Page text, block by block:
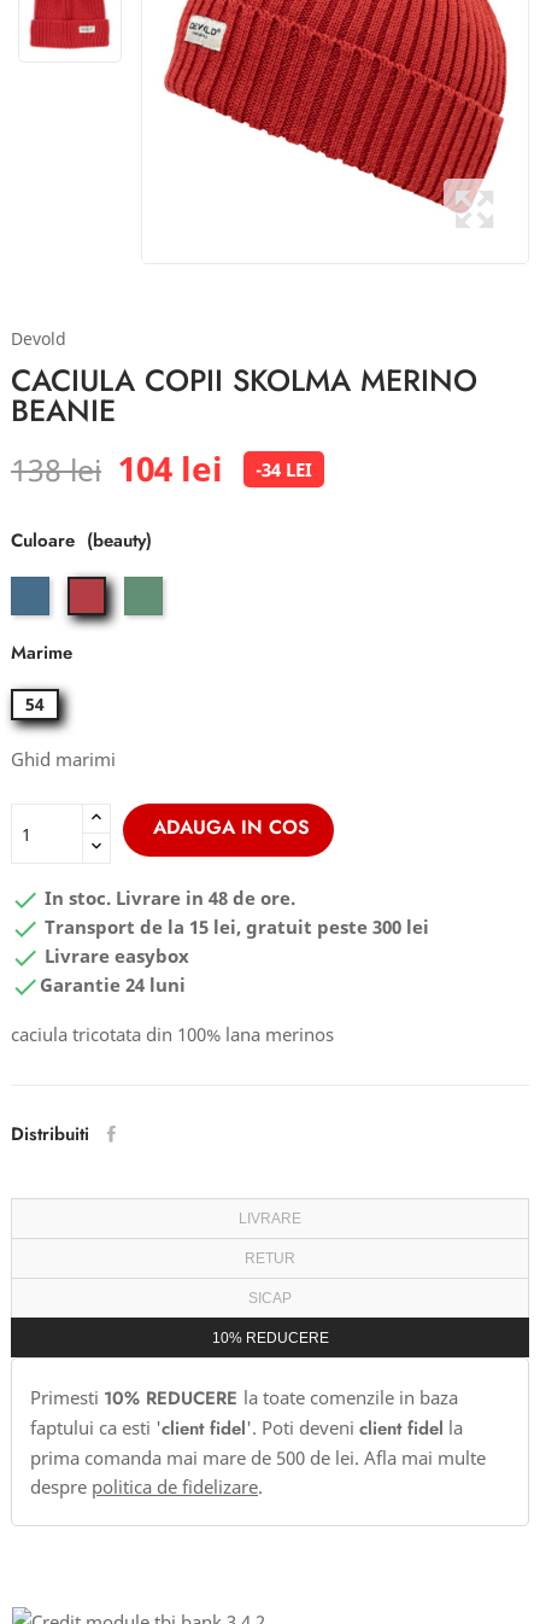
Devold
CACIULA COPII SKOLMA MERINO
BEANIE
138 lei 104 lei -34 LEI
Culoare
flood beauty
Marime
54
Ghid marimi
ADAUGA IN COS
 In stoc. Livrare in 48 de ore.
 Transport de la 15 lei, gratuit peste 300 lei
 Livrare easybox
 Garantie 24 luni
caciula tricotata din 100% lana merinos
Distribuiti
LIVRARE
RETUR
SICAP
10% REDUCERE
Primesti 10% REDUCERE la toate comenzile in baza
faptului ca esti 'client fidel'. Poti deveni client fidel la
prima comanda mai mare de 500 de lei. Afla mai multe
despre politica de fidelizare.